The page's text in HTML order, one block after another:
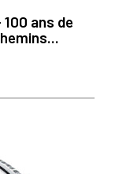
ans de